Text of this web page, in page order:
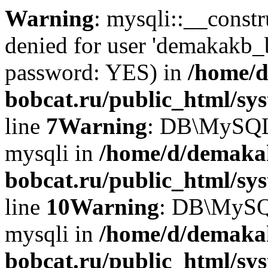
Warning:
denied for user
password: YES) in /home/
bobcat.ru/public_html/
line 7Warning:
mysqli in /home/d/
bobcat.ru/public_html/
line 10Warning:
mysqli in /home/d/
bobcat.ru/public_html/